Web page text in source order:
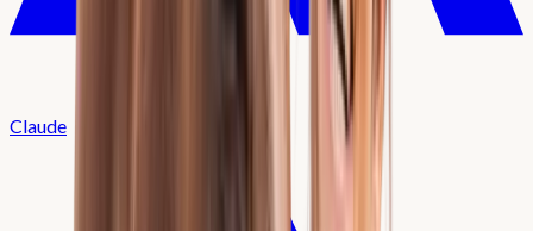
Claude